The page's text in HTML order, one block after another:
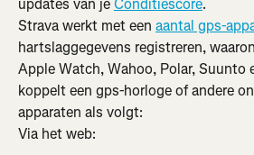
updates van je Conditiescore.
Strava werkt met een aantal gps-
hartslaggegevens registreren,
Apple Watch, Wahoo, Polar, Suunto
koppelt een gps-horloge of andere
apparaten als volgt:
Via het web: